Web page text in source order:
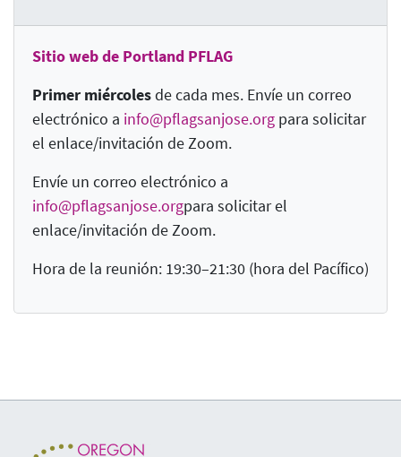
Sitio web de Portland PFLAG
Primer miércolesde cada mes. Envíe un correo
electrónico a info@pflagsanjose.org para solicitar
el enlace/invitación de Zoom.
Envíe un correo electrónico a
info@pflagsanjose.orgpara solicitar el
enlace/invitación de Zoom.
Hora de la reunión: 19:30–21:30 (hora del Pacífico)